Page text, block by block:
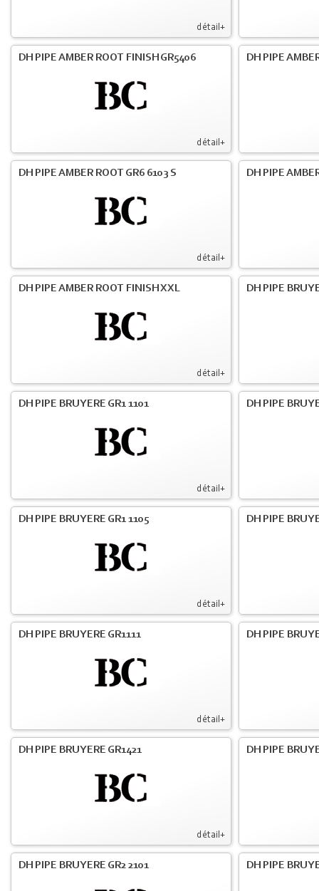
détail+
détail+
DH PIPE AMBER ROOT FINISH GR5406 DH PIPE
détail+
DH PIPE AMBER ROOT GR6 6103 S DH PIPE
détail+
DH PIPE AMBER ROOT FINISH XXL DH PIPE
détail+
DH PIPE BRUYERE GR1 1101 DH PIPE
détail+
DH PIPE BRUYERE GR1 1105 DH PIPE
détail+
DH PIPE BRUYERE GR1111 DH PIPE
détail+
DH PIPE BRUYERE GR1421 DH PIPE
DH PIPE BRUYERE GR2 2101 DH PIPE